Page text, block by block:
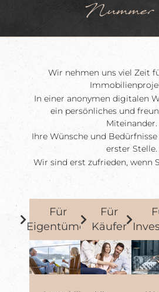
Wir nehmen uns viel Zeit
In einer anonymen digitalen
ein persönliches und
Miteinander.
Ihre Wünsche und
erster Stelle.
Wir sind erst zufrieden, wenn
Für
Eigentümer
Für
Käufer